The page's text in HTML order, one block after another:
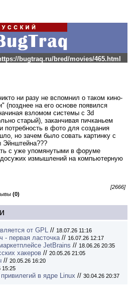
bugtraq.ru/bred/movies/465.html
ни разу не вспомнил о таком кино-
(позднее на его основе появился
взломом системы с 3d
старый), заканчивая пичканьем
в фото для создания
но зачем было совать картинку с
с уже упомянутыми в форуме
измышлений на компьютерную
(0)
[2666]
от GPL // 18.07.26 11:16
- первая ласточка// 16.07.26 12:17
JetBrains // 18.06.26 20:35
хакеров // 20.05.26 21:05
// 20.05.26 16:20
15:25
в ядре Linux // 30.04.26 20:37